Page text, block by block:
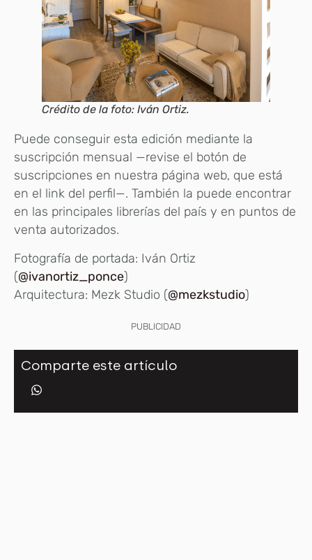
Crédito de la foto: Iván Ortiz.
Puede conseguir esta edición mediante la
suscripción mensual —revise el botón de
suscripciones en nuestra página web, que está
en el link del perfil—. También la puede encontrar
en las principales librerías del país y en puntos de
venta autorizados.
Fotografía de portada: Iván Ortiz
(@ivanortiz_ponce)
Arquitectura: Mezk Studio (@mezkstudio)
PUBLICIDAD
Comparte este artículo